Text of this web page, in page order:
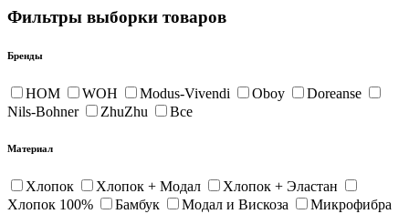
Фильтры выборки товаров
Бренды
HOM WOH Modus-Vivendi Oboy
Doreanse
Nils-Bohner
ZhuZhu Все
Материал
Хлопок Хлопок + Модал
Хлопок + Эластан
Хлопок 100%
Бамбук Модал и Вискоза
Микрофибра